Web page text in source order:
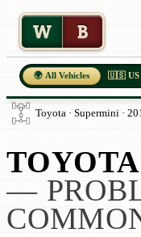
W B
🌍 All Vehicles 🇺🇸 US
Toyota · Supermini ·
—